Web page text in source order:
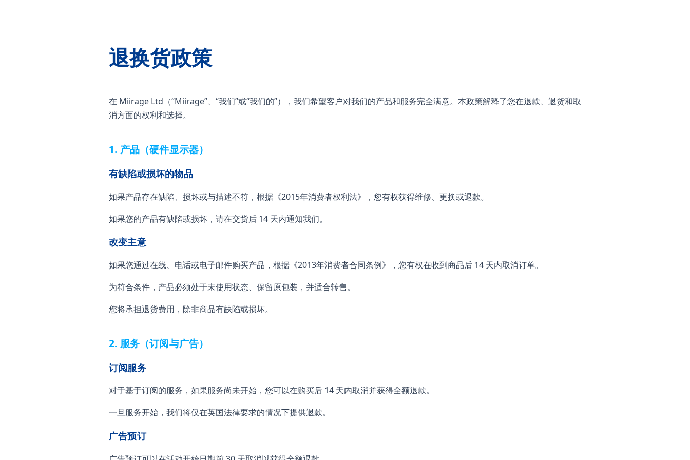
退换货政策
在 Miirage Ltd（“Miirage”、“我们”或“我们的”），我们希望客户对我们的产品和服务完全满意。本政策解释了您在退款、退货和取
消方面的权利和选择。
1. 产品（硬件显示器）
有缺陷或损坏的物品
如果产品存在缺陷、损坏或与描述不符，根据《2015年消费者权利法》，您有权获得维修、更换或退款。
如果您的产品有缺陷或损坏，请在交货后 14 天内通知我们。
改变主意
如果您通过在线、电话或电子邮件购买产品，根据《2013年消费者合同条例》，您有权在收到商品后 14 天内取消订单。
为符合条件，产品必须处于未使用状态、保留原包装，并适合转售。
您将承担退货费用，除非商品有缺陷或损坏。
2. 服务（订阅与广告）
订阅服务
对于基于订阅的服务，如果服务尚未开始，您可以在购买后 14 天内取消并获得全额退款。
一旦服务开始，我们将仅在英国法律要求的情况下提供退款。
广告预订